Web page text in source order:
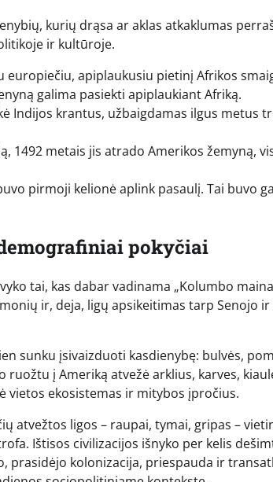
kurių drąsa ar aklas atkaklumas
ir kultūroje.
europiečiu, apiplaukusiu pietinį Afrikos
galima pasiekti apiplaukiant Afriką.
Indijos krantus, užbaigdamas ilgus metus
1492 metais jis atrado Amerikos žemyną,
pirmoji kelionė aplink pasaulį. Tai buvo
pokyčiai
tai, kas dabar vadinama „Kolumbo
ir, deja, ligų apsikeitimas tarp Senojo
sunku įsivaizduoti kasdienybę: bulvės,
į Ameriką atvežė arklius, karves,
vietos ekosistemas ir mitybos įpročius.
atvežtos ligos – raupai, tymai, gripas –
Ištisos civilizacijos išnyko per kelis
kolonizacija, priespauda ir